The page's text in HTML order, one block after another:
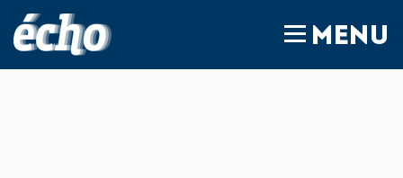
MENU